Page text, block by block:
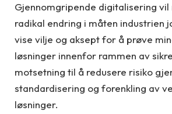
Gjennomgripende digitalisering
radikal endring i måten industrien
vise vilje og aksept for å prøve
løsninger innenfor rammen av
motsetning til å redusere risiko
standardisering og forenkling av
løsninger.